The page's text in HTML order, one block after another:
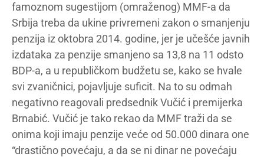
famoznom sugestijom (omraženog) MMF-a da
Srbija treba da ukine privremeni zakon o smanjenju
penzija iz oktobra 2014. godine, jer je učešće javnih
izdataka za penzije smanjeno sa 13,8 na 11 odsto
BDP-a, a u republičkom budžetu se, kako se hvale
svi zvaničnici, pojavljuje suficit. Na to su odmah
negativno reagovali predsednik Vučić i premijerka
Brnabić. Vučić je tako rekao da MMF traži da se
onima koji imaju penzije veće od 50.000 dinara one
“drastično povećaju, a da se ni dinar ne povećaju